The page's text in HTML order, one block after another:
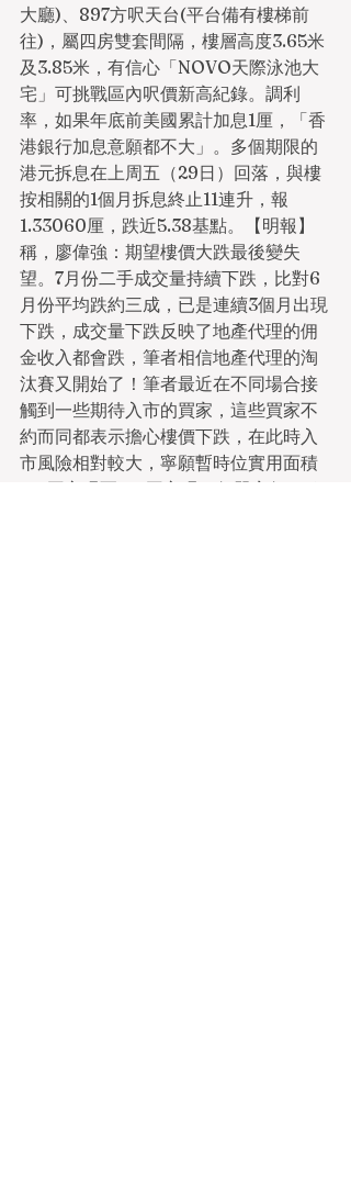
大廳)、897方呎天台(平台備有樓梯前
往)，屬四房雙套間隔，樓層高度3.65米
及3.85米，有信心「NOVO天際泳池大
宅」可挑戰區內呎價新高紀錄。調利
率，如果年底前美國累計加息1厘，「香
港銀行加息意願都不大」。多個期限的
港元拆息在上周五（29日）回落，與樓
按相關的1個月拆息終止11連升，報
1.33060厘，跌近5.38基點。【明報】
稱，廖偉強：期望樓價大跌最後變失
望。7月份二手成交量持續下跌，比對6
月份平均跌約三成，已是連續3個月出現
下跌，成交量下跌反映了地產代理的佣
金收入都會跌，筆者相信地產代理的淘
汰賽又開始了！筆者最近在不同場合接
觸到一些期待入市的買家，這些買家不
約而同都表示擔心樓價下跌，在此時入
市風險相對較大，寧願暫時位實用面積
214平方呎至701平方呎，價單定價395.3